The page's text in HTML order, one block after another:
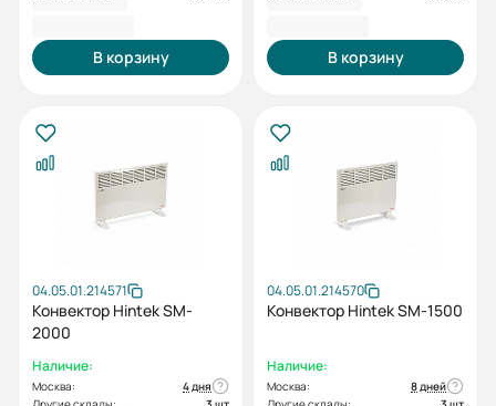
В корзину В корзину
04.05.01.214571
Конвектор Hintek SM-
2000
Наличие:
Москва:
4 дня
04.05.01.214570
Конвектор Hintek SM-1500
Наличие:
Москва:
8 дней